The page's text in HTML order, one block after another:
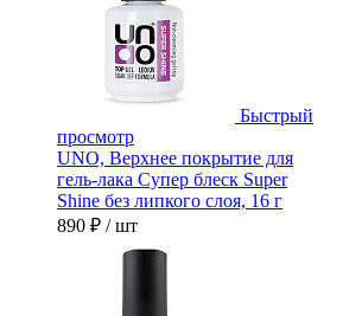
Быстрый
просмотр
UNO, Верхнее покрытие для
гель-лака Супер блеск Super
Shine без липкого слоя, 16 г
890 ₽ / шт